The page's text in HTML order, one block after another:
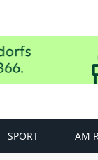
SPORT AM